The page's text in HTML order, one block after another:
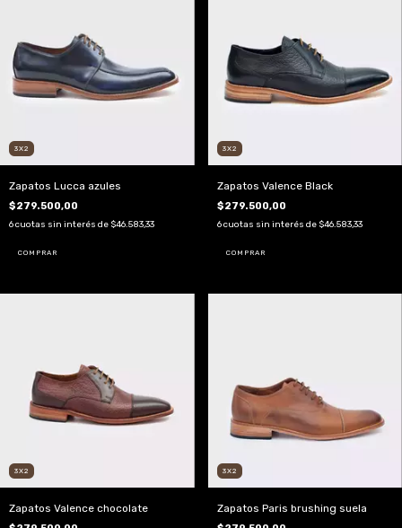
3X2
Zapatos Lucca azules
$279.500,00
6cuotas sin interés de $46.583,33
COMPRAR
3X2
Zapatos Valence Black
$279.500,00
6 cuotas sin interés de $46.583,33
COMPRAR
3X2
Zapatos Valence chocolate
3X2
Zapatos Paris brushing suela